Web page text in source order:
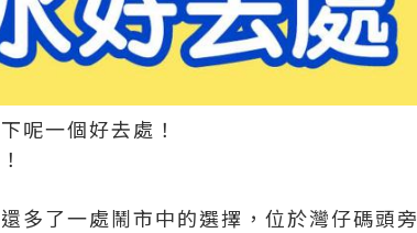
呢一個好去處！
多了一處鬧市中的選擇，位於灣仔碼頭旁